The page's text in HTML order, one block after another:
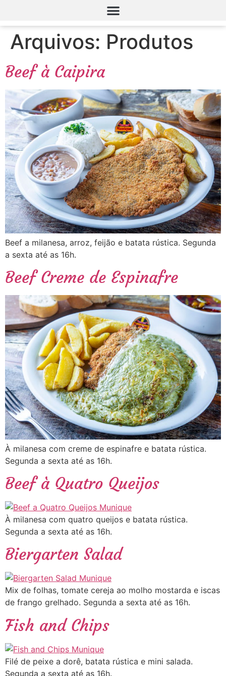
Arquivos: Produtos
Beef à Caipira
Beef a milanesa, arroz, feijão e batata rústica. Segunda
a sexta até as 16h.
Beef Creme de Espinafre
À milanesa com creme de espinafre e batata rústica.
Segunda a sexta até as 16h.
Beef à Quatro Queijos
À milanesa com quatro queijos e batata rústica.
Segunda a sexta até as 16h.
Biergarten Salad
Mix de folhas, tomate cereja ao molho mostarda e iscas
de frango grelhado. Segunda a sexta até as 16h.
Fish and Chips
Filé de peixe a dorê, batata rústica e mini salada.
Segunda a sexta até as 16h.